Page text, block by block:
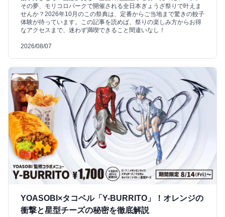
その夢、モリコロパークで開催される全日本ぎょうざ祭りで叶えま
せんか？2026年10月のこの祭典は、定番からご当地まで驚きの餃子
体験が待っています。この記事を読めば、祭りの楽しみ方からお得
なアクセスまで、迷わず満喫できること間違いなし！
2026/08/07
YOASOBI×タコベル「Y-BURRITO」！オレンジの
衝撃と星型チーズの秘密を徹底解説